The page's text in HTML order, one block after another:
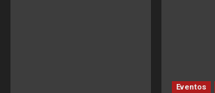
Eventos